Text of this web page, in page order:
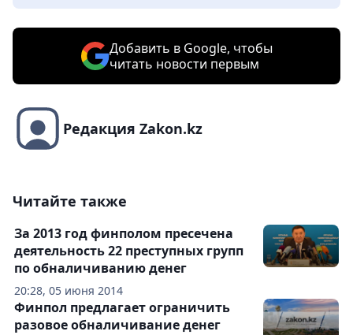
Добавить в Google, чтобы
читать новости первым
Редакция Zakon.kz
Читайте также
20:28, 05 июня 2014
За 2013 год финполом пресечена
деятельность 22 преступных групп
по обналичиванию денег
Финпол предлагает ограничить
разовое обналичивание денег